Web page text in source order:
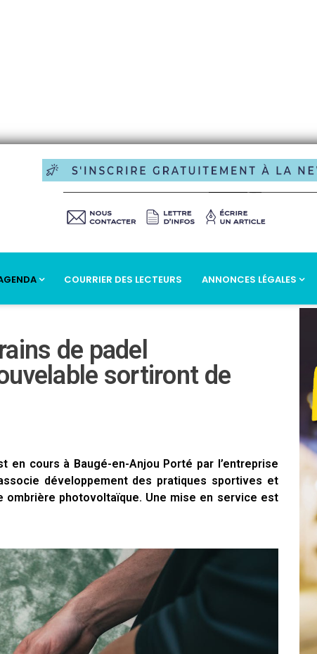
COURRIER DES LECTEURS ANNONCES LÉGALES
de padel
sortiront de
cours à Baugé-en-Anjou Porté par l’entreprise
développement des pratiques sportives et
ombrière photovoltaïque. Une mise en service est